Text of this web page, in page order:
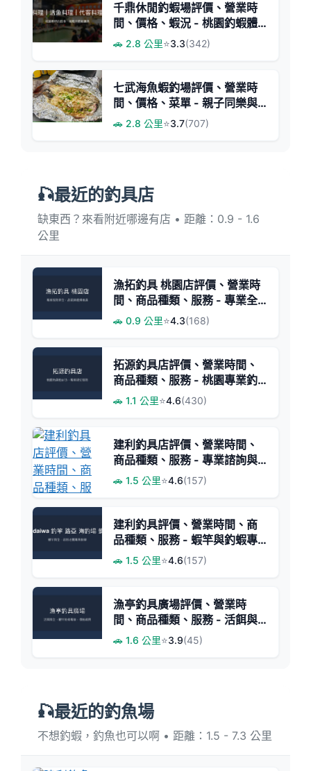
千鼎休閒釣蝦場評價、營業時
間、價格、蝦況 - 桃園釣蝦體
🚗 2.8 公里⭐3.3(342)
七武海魚蝦釣場評價、營業時
間、價格、菜單 - 親子同樂與
多元釣魚體驗
🚗 2.8 公里⭐3.7(707)
🎣最近的釣具店
缺東西？來看附近哪邊有店 • 距離：0.9 - 1.6
公里
漁拓釣具 桃園店評價、營業時
間、商品種類、服務 - 專業全
面釣具選購體驗
🚗 0.9 公里⭐4.3(168)
拓源釣具店評價、營業時間、
商品種類、服務 - 桃園專業釣
具推薦
🚗 1.1 公里⭐4.6(430)
建利釣具店評價、營業時間、
商品種類、服務 - 專業諮詢與
多樣釣具選擇
🚗 1.5 公里⭐4.6(157)
建利釣具評價、營業時間、商
品種類、服務 - 蝦竿與釣蝦專
業推薦
🚗 1.5 公里⭐4.6(157)
漁亭釣具廣場評價、營業時
間、商品種類、服務 - 活餌與
蝦竿維修
🚗 1.6 公里⭐3.9(45)
🎣最近的釣魚場
不想釣蝦，釣魚也可以啊 • 距離：1.5 - 7.3 公里